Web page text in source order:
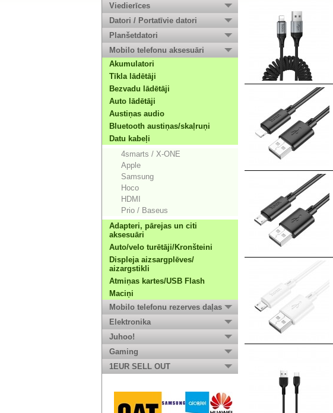
Viedierīces
Datori / Portatīvie datori
Planšetdatori
Mobilo telefonu aksesuāri
Akumulatori
Tīkla lādētāji
Bezvadu lādētāji
Auto lādētāji
Austiņas audio
Bluetooth austiņas/skaļruņi
Datu kabeļi
4smarts / X-ONE
Apple
Samsung
Hoco
HDMI
Prio / Baseus
Adapteri, pārejas un citi
aksesuāri
Auto/velo turētāji/Kronšteini
Displeja aizsargplēves/
aizargstikli
Atmiņas kartes/USB Flash
Maciņi
Mobilo telefonu rezerves daļas
Elektronika
Juhoo!
Gaming
1EUR SELL OUT